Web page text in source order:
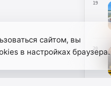
19
20
сайтом, вы
в настройках браузера.